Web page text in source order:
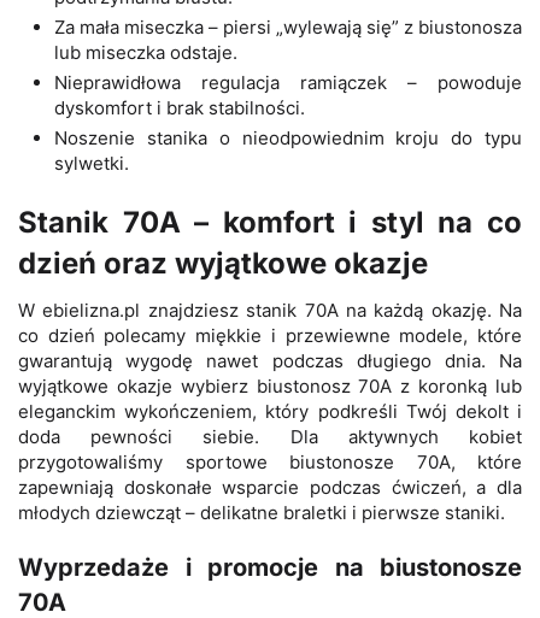
Za mała miseczka – piersi „wylewają się” z biustonosza
lub miseczka odstaje.
Nieprawidłowa regulacja ramiączek – powoduje
dyskomfort i brak stabilności.
Noszenie stanika o nieodpowiednim kroju do typu
sylwetki.
Stanik 70A – komfort i styl na co
dzień oraz wyjątkowe okazje
W ebielizna.pl znajdziesz stanik 70A na każdą okazję. Na
co dzień polecamy miękkie i przewiewne modele, które
gwarantują wygodę nawet podczas długiego dnia. Na
wyjątkowe okazje wybierz biustonosz 70A z koronką lub
eleganckim wykończeniem, który podkreśli Twój dekolt i
doda pewności siebie. Dla aktywnych kobiet
przygotowaliśmy sportowe biustonosze 70A, które
zapewniają doskonałe wsparcie podczas ćwiczeń, a dla
młodych dziewcząt – delikatne braletki i pierwsze staniki.
Wyprzedaże i promocje na biustonosze
70A